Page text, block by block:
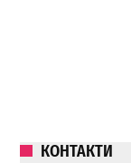
КОНТАКТИ